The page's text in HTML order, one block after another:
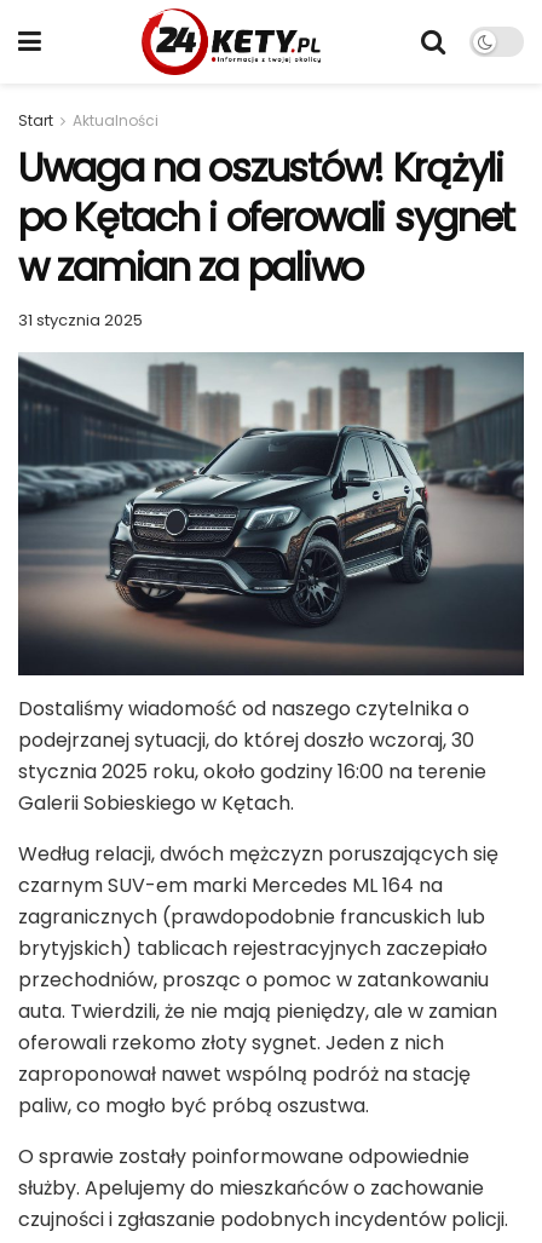
Start Aktualności
Uwaga na oszustów! Krążyli
po Kętach i oferowali sygnet
w zamian za paliwo
31 stycznia 2025
Dostaliśmy wiadomość od naszego czytelnika o
podejrzanej sytuacji, do której doszło wczoraj, 30
stycznia 2025 roku, około godziny 16:00 na terenie
Galerii Sobieskiego w Kętach.
Według relacji, dwóch mężczyzn poruszających się
czarnym SUV-em marki Mercedes ML 164 na
zagranicznych (prawdopodobnie francuskich lub
brytyjskich) tablicach rejestracyjnych zaczepiało
przechodniów, prosząc o pomoc w zatankowaniu
auta. Twierdzili, że nie mają pieniędzy, ale w zamian
oferowali rzekomo złoty sygnet. Jeden z nich
zaproponował nawet wspólną podróż na stację
paliw, co mogło być próbą oszustwa.
O sprawie zostały poinformowane odpowiednie
służby. Apelujemy do mieszkańców o zachowanie
czujności i zgłaszanie podobnych incydentów policji.